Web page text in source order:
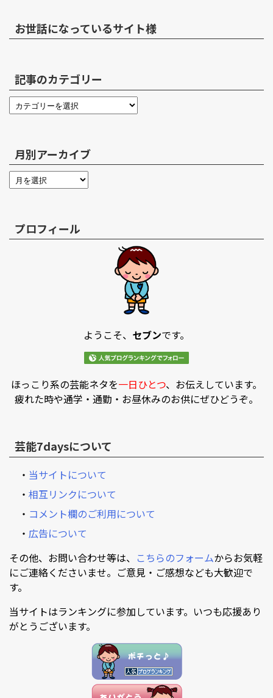
お世話になっているサイト様
記事のカテゴリー
月別アーカイブ
プロフィール
ようこそ、 セブンです。
ほっこり系の芸能ネタを一日ひとつ、お伝えしています。
疲れた時や通学・通勤・お昼休みのお供にぜひどうぞ。
芸能7daysについて
・ 当サイトについて
・ 相互リンクについて
・ コメント欄のご利用について
・ 広告について
その他、お問い合わせ等は、 こちらのフォームからお気軽
にご連絡くださいませ。ご意見・ご感想なども大歓迎で
す。
当サイトはランキングに参加しています。いつも応援あり
がとうございます。